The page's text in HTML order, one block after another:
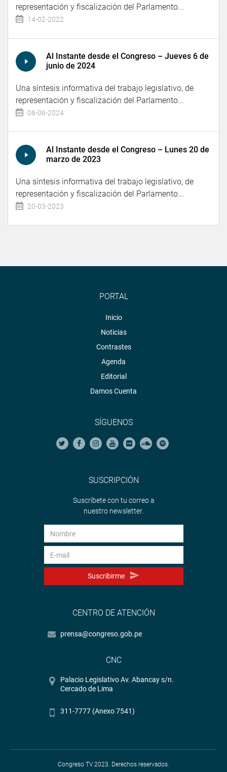
representación y fiscalización del Parlamento...
14-02-2022
Al Instante desde el Congreso – Jueves 6 de
junio de 2024
Una síntesis informativa del trabajo legislativo, de
representación y fiscalización del Parlamento...
06-06-2024
Al Instante desde el Congreso – Lunes 20 de
marzo de 2023
Una síntesis informativa del trabajo legislativo, de
representación y fiscalización del Parlamento...
20-03-2023
PORTAL
Inicio
Noticias
Contrastes
Agenda
Editorial
Damos Cuenta
SÍGUENOS
SUSCRIPCIÓN
Suscríbete con tu correo a
nuestro newsletter.
Suscribirme
CENTRO DE ATENCIÓN
prensa@congreso.gob.pe
CNC
Palacio Legislativo Av. Abancay s/n.
Cercado de Lima
311-7777 (Anexo 7541)
Congreso TV 2023. Derechos reservados.